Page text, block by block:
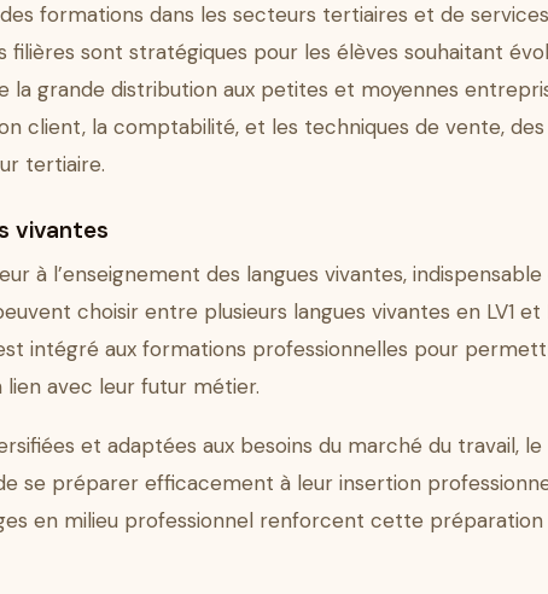
formations dans les secteurs tertiaires et de
sont stratégiques pour les élèves souhaitant
la grande distribution aux petites et moyennes
client, la comptabilité, et les techniques de vente,
tertiaire.
vivantes
à l’enseignement des langues vivantes,
choisir entre plusieurs langues vivantes en LV1
intégré aux formations professionnelles pour
avec leur futur métier.
et adaptées aux besoins du marché du travail,
se préparer efficacement à leur insertion
en milieu professionnel renforcent cette